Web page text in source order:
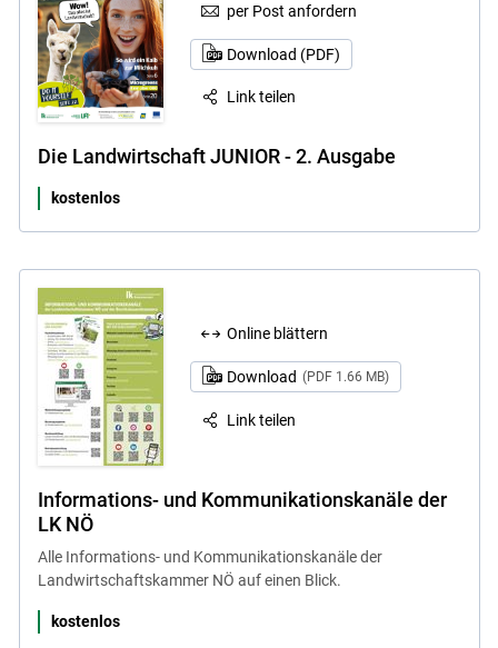
per Post anfordern
Download (PDF)
Link teilen
Die Landwirtschaft JUNIOR - 2. Ausgabe
kostenlos
Online blättern
Download (PDF 1.66 MB)
Link teilen
Informations- und Kommunikationskanäle der
LK NÖ
Alle Informations- und Kommunikationskanäle der
Landwirtschaftskammer NÖ auf einen Blick.
kostenlos